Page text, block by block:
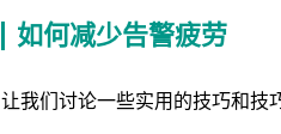
如何减少告警疲劳
让我们讨论一些实用的技巧和技